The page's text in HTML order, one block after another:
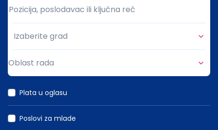
Pozicija, poslodavac ili ključna reč
Pozicija, poslodavac ili ključna reč
Grad
Izaberite grad
Oblast rada
Plata u oglasu
Poslovi za mlade